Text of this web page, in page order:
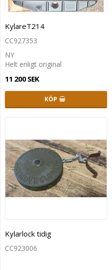
KylareT214
CC927353
NY
Helt enligt original
11 200 SEK
KÖP
Kylarlock tidig
CC923006